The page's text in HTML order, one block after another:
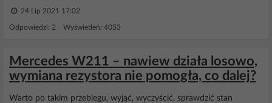
24 Lip 2021 17:02
Odpowiedzi: 2 Wyświetleń: 4053
Mercedes W211 – nawiew działa losowo,
wymiana rezystora nie pomogła, co dalej?
Warto po takim przebiegu, wyjąć, wyczyścić, sprawdzić stan